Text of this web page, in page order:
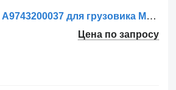
Реактивная тяга Legătură Bară Stabilizatoare Axa Motrică A9743200037 для грузовика Mercedes-Benz 9743200037
Цена по запросу